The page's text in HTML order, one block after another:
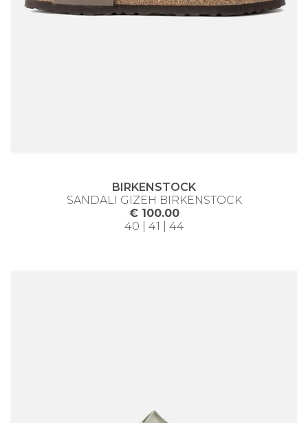
BIRKENSTOCK
SANDALI GIZEH BIRKENSTOCK
€ 100.00
40 | 41 | 44